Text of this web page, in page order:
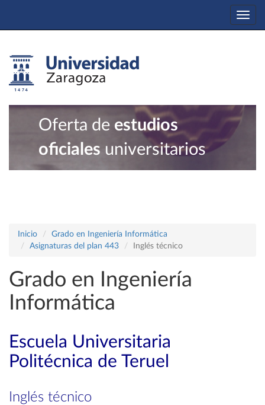
Oferta de estudios
oficiales universitarios
Inicio
Grado en Ingeniería Informática
Asignaturas del plan 443
Inglés técnico
Grado en Ingeniería
Informática
Escuela Universitaria
Politécnica de Teruel
Inglés técnico